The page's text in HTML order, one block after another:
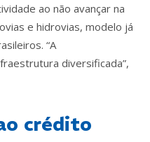
ao não avançar na
e hidrovias, modelo já
“A
diversificada”,
crédito